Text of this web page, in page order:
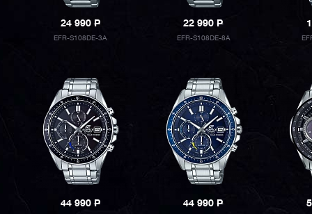
24 990P
EFR-S108DE-3A
22 990P
EFR-S108DE-8A
44 990P 44 990P